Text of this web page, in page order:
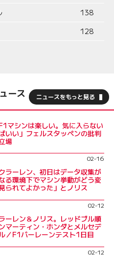
138
128
ース ニュースをもっと見る
マシンは楽しい。気に入らない
いい」フェルスタッペンの批判
場
02-16
ラーレン、初日はデータ収集が
る環境下でマシン挙動がどう変
られてよかった」とノリス
02-12
ーレン＆ノリス。レッドブル順
マーティン・ホンダとメルセデ
／F1バーレーンテスト1日目
02-12